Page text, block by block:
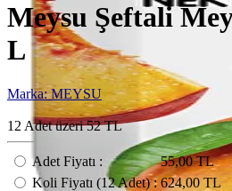
Meysu Şeftali
L
Marka: MEYSU
12 Adet üzeri 52 TL
Adet Fiyatı :
55,00 TL
Koli Fiyatı (12Adet) : 624,00 TL